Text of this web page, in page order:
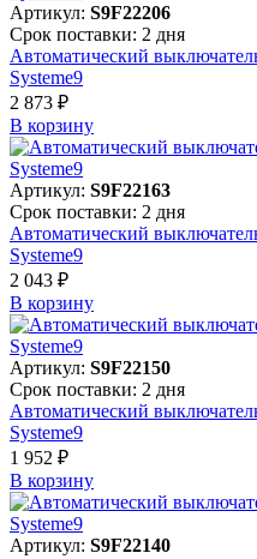
Артикул: S9F22206
Срок поставки: 2 дня
Автоматический
Systeme9
2 873 ₽
В корзинy
Артикул: S9F22163
Срок поставки: 2 дня
Автоматический
Systeme9
2 043 ₽
В корзинy
Артикул: S9F22150
Срок поставки: 2 дня
Автоматический
Systeme9
1 952 ₽
В корзинy
Артикул: S9F22140